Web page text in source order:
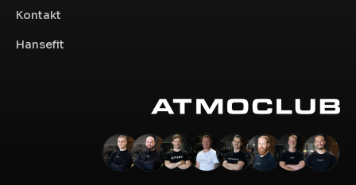
Kontakt
Hansefit